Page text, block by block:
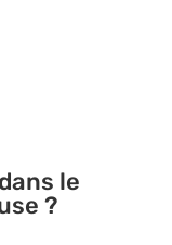
le
?